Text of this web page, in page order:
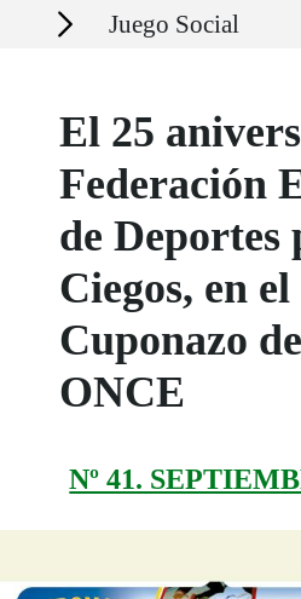
Secciones Juego Social
El 25
Federación
de Deportes
Ciegos, en el
Cuponazo
ONCE
Nº 41.